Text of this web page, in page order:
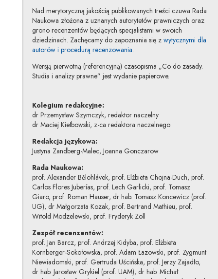
Nad merytoryczną jakością publikowanych treści czuwa Rada
Naukowa złożona z uznanych autorytetów prawniczych oraz
grono recenzentów będących specjalistami w swoich
dziedzinach. Zachęcamy do zapoznania się z wytycznymi dla
autorów i procedurą recenzowania.
Wersją pierwotną (referencyjną) czasopisma „Co do zasady.
Studia i analizy prawne” jest wydanie papierowe.
Kolegium redakcyjne:
dr Przemysław Szymczyk, redaktor naczelny
dr Maciej Kiełbowski, z-ca redaktora naczelnego
Redakcja językowa:
Justyna Zandberg-Malec, Joanna Gonczarow
Rada Naukowa:
prof. Alexander Bělohlávek, prof. Elżbieta Chojna-Duch, prof.
Carlos Flores Juberías, prof. Lech Garlicki, prof. Tomasz
Giaro, prof. Roman Hauser, dr hab. Tomasz Koncewicz (prof.
UG), dr Małgorzata Kozak, prof. Bertrand Mathieu, prof.
Witold Modzelewski, prof. Fryderyk Zoll
Zespół recenzentów:
prof. Jan Barcz, prof. Andrzej Kidyba, prof. Elżbieta
Kornberger-Sokołowska, prof. Adam Łazowski, prof. Zygmunt
Niewiadomski, prof. Gertruda Uścińska, prof. Jerzy Zajadło,
dr hab. Jarosław Grykiel (prof. UAM), dr hab. Michał